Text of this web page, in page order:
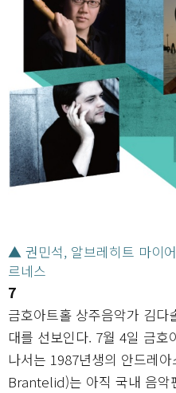
▲ 권민석, 알브레히트 마이
르네스
7
금호아트홀 상주음악가 김
대를 선보인다. 7월 4일 금
나서는 1987년생의 안드레
Brantelid)는 아직 국내 음악